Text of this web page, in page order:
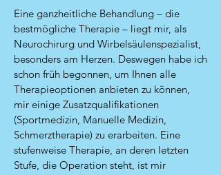
Eine ganzheitliche Behandlung – die
bestmögliche Therapie – liegt mir, als
Neurochirurg und Wirbelsäulenspezialist,
besonders am Herzen. Deswegen habe ich
schon früh begonnen, um Ihnen alle
Therapieoptionen anbieten zu können,
mir einige Zusatzqualifikationen
(Sportmedizin, Manuelle Medizin,
Schmerztherapie) zu erarbeiten. Eine
stufenweise Therapie, an deren letzten
Stufe, die Operation steht, ist mir